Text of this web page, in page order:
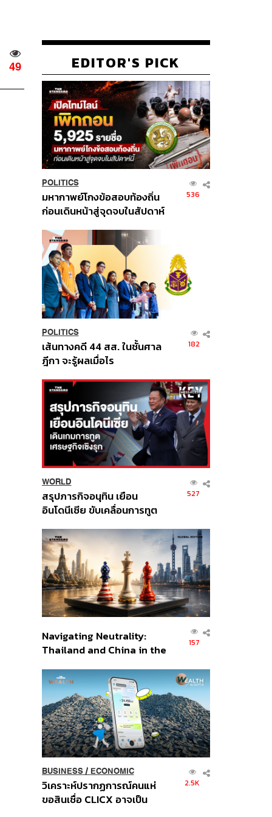
49 EDITOR'S PICK
POLITICS
มหากาพย์โกงข้อสอบท้องถิ่น
ก่อนเดินหน้าสู่จุดจบในสัปดาห์
536
POLITICS
เส้นทางคดี 44 สส. ในชั้นศาล
ฎีกา จะรู้ผลเมื่อไร
182
WORLD
สรุปภารกิจอนุทิน เยือน
อินโดนีเซีย ขับเคลื่อนการทูต
ส่วนยุทธศาสตร์ไทย –
อินโดนีเซีย
527
Navigating Neutrality:
Thailand and China in the
Order
157
BUSINESS/ ECONOMIC
วิเคราะห์ปรากฏการณ์คนแห่
ขอสินเชื่อ CLICX อาจเป็น
2.5K